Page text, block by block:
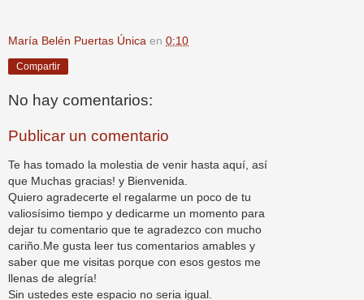
María Belén Puertas Única en 0:10
Compartir
No hay comentarios:
Publicar un comentario
Te has tomado la molestia de venir hasta aquí, así
que Muchas gracias! y Bienvenida.
Quiero agradecerte el regalarme un poco de tu
valiosísimo tiempo y dedicarme un momento para
dejar tu comentario que te agradezco con mucho
cariño.Me gusta leer tus comentarios amables y
saber que me visitas porque con esos gestos me
llenas de alegría!
Sin ustedes este espacio no seria igual.